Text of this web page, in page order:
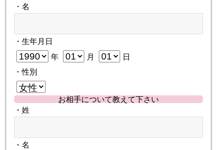
・名
・生年月日
年 月
日
・性別
お相手について教えて下さい
・姓
・名